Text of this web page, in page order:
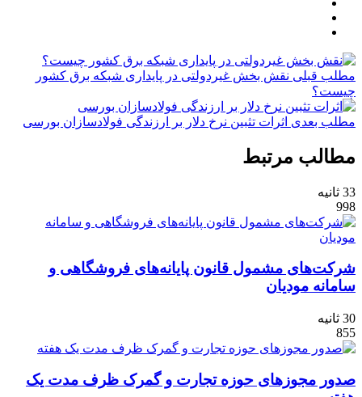
مطلب قبلی نقش‌ بخش غیردولتی در پایداری شبکه برق کشور
چیست؟
مطلب بعدی اثرات تثبین نرخ دلار بر ارزندگی فولادسازان بورسی
مطالب مرتبط
33 ثانیه
998
شرکت‌های مشمول قانون پایانه‌های فروشگاهی و
سامانه مودیان
30 ثانیه
855
صدور مجوزهای حوزه تجارت و گمرک ظرف مدت یک